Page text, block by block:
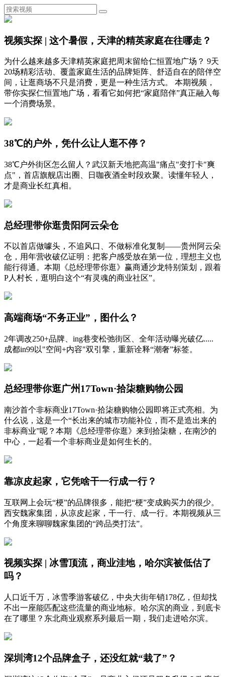
视频实探 | 这个暑假，天津的精英家庭在往哪走？
为什么越来越多天津精英家庭把周末留给仁恒置地广场？ 9天
20场精彩活动、覆盖家庭生活的品牌矩阵、舒适自在的陪伴空
间，让逛商场不只是消费，更是一种生活方式。 本期视频，
带你实探仁恒置地广场，看看它如何把“家庭陪伴”真正融入每
一个消费场景。
38℃的户外，凭什么让人逛不停？
38℃户外街区怎么留人？武汉新天地把高温"痛点"变打卡"爽
点"，首店旗舰店出圈、日咖夜酒全时段欢聚。读懂年轻人，
才是商业长红真相。
总经理带你逛贵阳阿云朵仓
不以首店做噱头，不追风口、不做标准化复制——贵州阿云朵
仓，用年营收破亿证明：把客户感受放在第一位，理想主义也
能行得通。本期《总经理带你逛》赢商通沙龙特别策划，跟着
P人村长，逛明白这个“有灵魂的商业社区”。
高端商场“不务正业”，图什么？
2年调改250+品牌、ing巷变松弛街区、全年活动曝光破亿.....
成都in99以"空间+内容"双引擎，重新诠释“潮奢”标签。
总经理带你逛广州17Town·拾柒糖购物公园
南沙首个非标商业17Town·拾柒糖购物公园即将正式亮相。为
什么说，这是一个“长出来的城市功能补位，而不是造出来的
非标商业”呢？本期《总经理带你逛》来到拾柒糖，在南沙的
中心，一起看一个非标商业是如何生长的。
靠凉皮起家，它凭啥干一行成一行？
互联网上会玩“梗”的品牌很多，能把“梗”变成购买力的很少。
西安魏家集团，从凉皮起家，干一行、成一行。本期视频从三
个角度来聊聊魏家集团的“跨品类打法”。
视频实探 | 冰雪顶流，商业洼地，哈尔滨被低估了
吗？
人口近千万，冰雪季游客破亿，中央大街年销178亿，但却找
不出一座能匹配这些流量的商业地标。哈尔滨的商业，到底卡
在了哪里？东北商业观察系列最后一期，我们走进哈尔滨。
深圳湾12个品牌盒子，还没红就“栽了”？